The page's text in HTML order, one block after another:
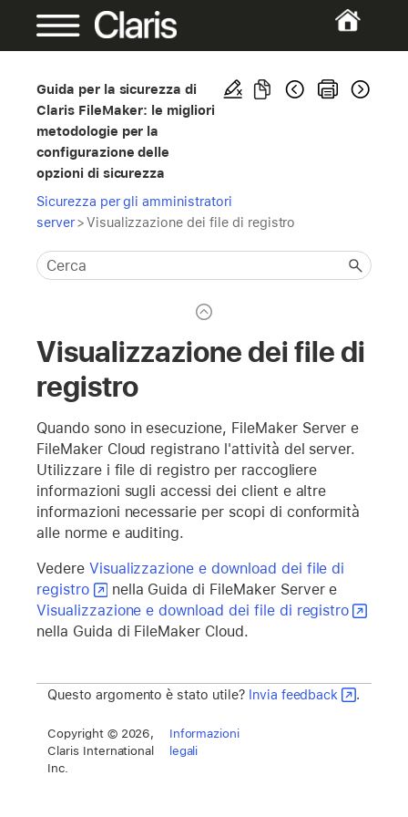
Guida per la sicurezza di
Claris FileMaker: le migliori
metodologie per la
configurazione delle
opzioni di sicurezza
Sicurezza per gli amministratori
server>Visualizzazione dei file di registro
Visualizzazione dei file di
registro
Quando sono in esecuzione, FileMaker Server e
FileMaker Cloud registrano l'attività del server.
Utilizzare i file di registro per raccogliere
informazioni sugli accessi dei client e altre
informazioni necessarie per scopi di conformità
alle norme e auditing.
Vedere Visualizzazione e download dei file di
registro
nella Guida di FileMaker Server e
Visualizzazione e download dei file di registro
nella Guida di FileMaker Cloud.
Questo argomento è stato utile? Invia feedback .
Copyright © 2026,
Claris International
Inc.
Informazioni
legali